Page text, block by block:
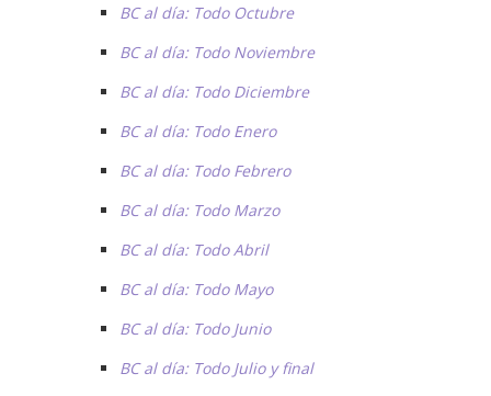
BC al día: Todo Octubre
BC al día: Todo Noviembre
BC al día: Todo Diciembre
BC al día: Todo Enero
BC al día: Todo Febrero
BC al día: Todo Marzo
BC al día: Todo Abril
BC al día: Todo Mayo
BC al día: Todo Junio
BC al día: Todo Julio y final